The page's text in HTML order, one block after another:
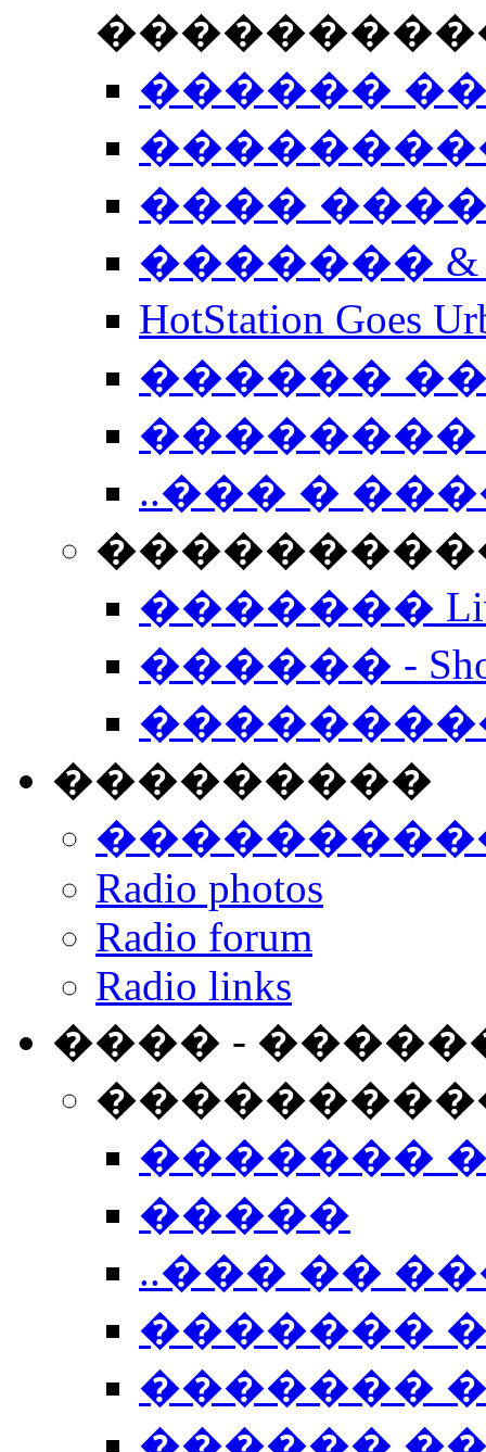
������
����
�������
HotStation
������
��������
..��� �
����������
�������
������ -
���������
Radio photos
Radio forum
Radio links
���� -
�������
�����
..��� ��
�������
�������